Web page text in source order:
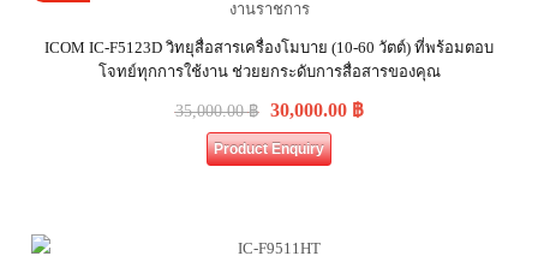
ICOM IC-F5123D วิทยุสื่อสารเครื่องโมบาย (10-60 วัตต์) ที่พร้อมตอบ
โจทย์ทุกการใช้งาน ช่วยยกระดับการสื่อสารของคุณ
35,000.00฿ 30,000.00 ฿
Product Enquiry